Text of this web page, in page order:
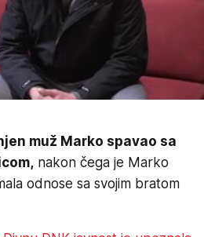
muž Marko spavao sa
nakon čega je Marko
odnose sa svojim bratom